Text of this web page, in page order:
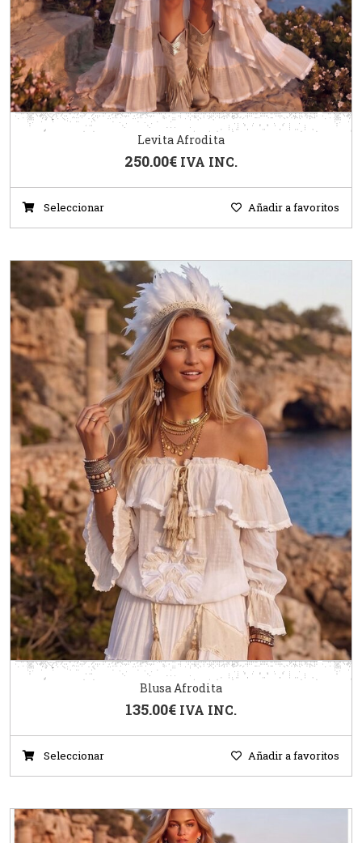
Levita Afrodita
250.00€ IVA INC.
Seleccionar Añadir a favoritos
Blusa Afrodita
135.00€ IVA INC.
Seleccionar Añadir a favoritos